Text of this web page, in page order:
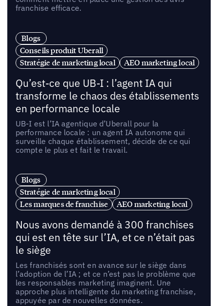
franchise efficace.
Blogs
Conseils produit Uberall
Stratégie de marketing local
AEO marketing local
Qu’est-ce que UB-I : l’agent IA qui
transforme le chaos des établissements
en performance locale
UB-I est l’IA agentique d’Uberall pour la
performance locale : un agent IA autonome qui
surveille chaque établissement, décide de ce qui
compte le plus et fait le travail.
Blogs
Stratégie de marketing local
Les marques de franchise
AEO marketing local
Nous avons demandé à 300 franchises
qui est en tête sur l’IA, et ce n’était pas
le siège
Les franchisés sont en avance sur le siège dans
l’adoption de l’IA ; et ce n’est pas le problème que
les responsables marketing imaginent. Une
approche plus intelligente du marketing franchise,
appuyée par de nouvelles données.